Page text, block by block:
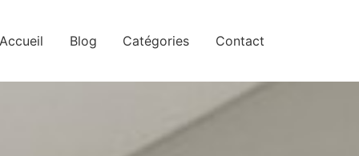
Accueil Blog Catégories Contact